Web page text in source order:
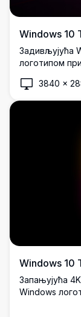
Windows 10
Задивљујућа
логотипом
пружајући
визуелно
3840 ×
Windows 10
Запањујућа
Windows